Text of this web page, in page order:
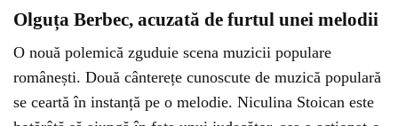
Olguța Berbec, acuzată de furtul unei melodii
O nouă polemică zguduie scena muzicii populare
românești. Două cânterețe cunoscute de muzică populară
se ceartă în instanță pe o melodie. Niculina Stoican este